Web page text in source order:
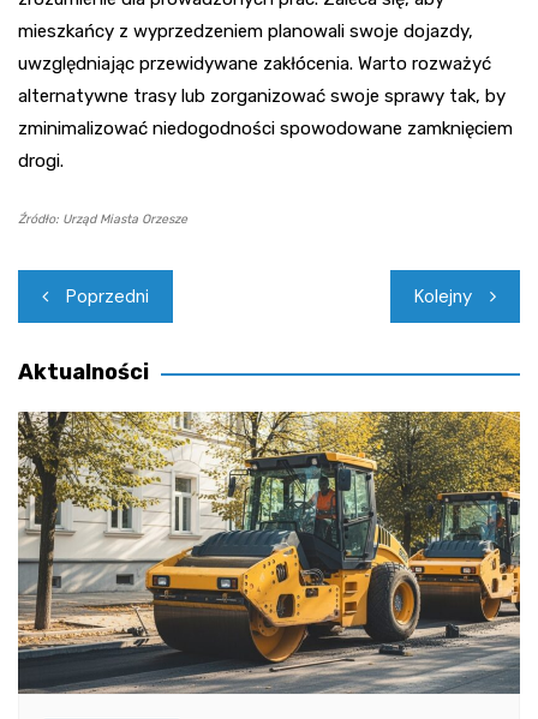
mieszkańcy z wyprzedzeniem planowali swoje dojazdy,
uwzględniając przewidywane zakłócenia. Warto rozważyć
alternatywne trasy lub zorganizować swoje sprawy tak, by
zminimalizować niedogodności spowodowane zamknięciem
drogi.
Źródło: Urząd Miasta Orzesze
Nawigacja
wpisu
Poprzedni Kolejny
Aktualności